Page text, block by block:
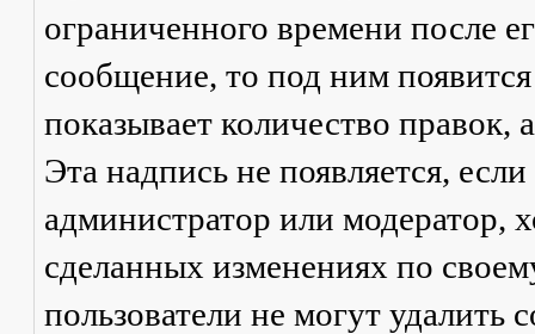
ограниченного времени после
сообщение, то под ним
показывает количество правок,
Эта надпись не появляется,
администратор или модератор,
сделанных изменениях по
пользователи не могут удалить